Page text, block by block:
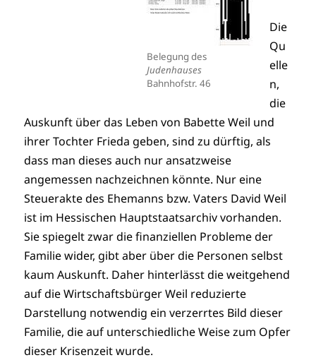
Belegung des
Judenhauses
Bahnhofstr. 46
Die
Qu
elle
n,
die
Auskunft über das Leben von Babette Weil und
ihrer Tochter Frieda geben, sind zu dürftig, als
dass man dieses auch nur ansatzweise
angemessen nachzeichnen könnte. Nur eine
Steuerakte des Ehemanns bzw. Vaters David Weil
ist im Hessischen Hauptstaatsarchiv vorhanden.
Sie spiegelt zwar die finanziellen Probleme der
Familie wider, gibt aber über die Personen selbst
kaum Auskunft. Daher hinterlässt die weitgehend
auf die Wirtschaftsbürger Weil reduzierte
Darstellung notwendig ein verzerrtes Bild dieser
Familie, die auf unterschiedliche Weise zum Opfer
dieser Krisenzeit wurde.